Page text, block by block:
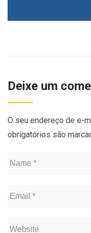
Deixe um
O seu endereço de e-
obrigatórios são